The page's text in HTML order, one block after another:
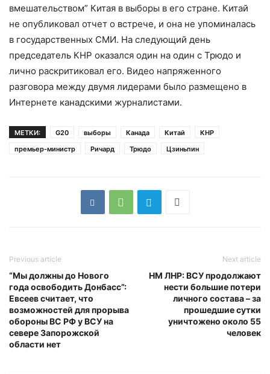
вмешательством” Китая в выборы в его стране. Китай
не опубликовал отчет о встрече, и она не упоминалась
в государственных СМИ. На следующий день
председатель КНР оказался один на один с Трюдо и
лично раскритиковал его. Видео напряженного
разговора между двумя лидерами было размещено в
Интернете канадскими журналистами.
МЕТКИ: G20 выборы Канада Китай
КНР
премьер-министр
Ричард Трюдо Цзиньпин
Previous article
“Мы должны до Нового
года освободить Донбасс”:
Евсеев считает, что
возможностей для прорыва
обороны ВС РФ у ВСУ на
севере Запорожской
области нет
Next article
НМ ЛНР: ВСУ продолжают
нести большие потери
личного состава – за
прошедшие сутки
уничтожено около 55
человек